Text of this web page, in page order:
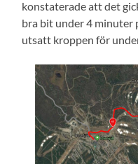
konstaterade att det
bra bit under 4 minuter
utsatt kroppen för